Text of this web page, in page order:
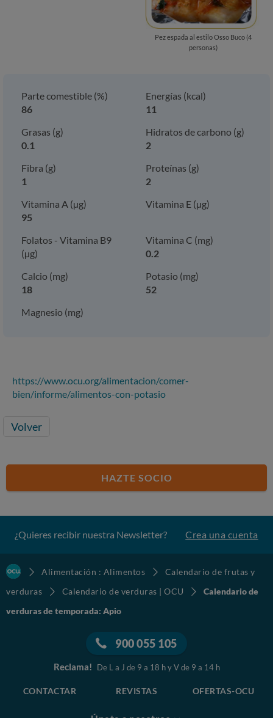
Pez espada al estilo Osso Buco (4
personas)
Parte comestible (%)
86
Energías (kcal)
11
Grasas (g)
0.1
Hidratos de carbono (g)
2
Fibra (g)
1
Proteínas (g)
2
Vitamina A (µg)
95
Vitamina E (µg)
Folatos - Vitamina B9
(µg)
Vitamina C (mg)
0.2
Calcio (mg)
18
Potasio (mg)
52
Magnesio (mg)
https://www.ocu.org/alimentacion/comer-
bien/informe/alimentos-con-potasio
Volver
HAZTE SOCIO
¿Quieres recibir nuestra Newsletter? Crea una cuenta
Alimentación : Alimentos
Calendario de frutas y
verduras
Calendario de verduras | OCU
Calendario de
verduras de temporada: Apio
900 055 105
Reclama! De L a J de 9 a 18 h y V de 9 a 14 h
CONTACTAR REVISTAS OFERTAS-OCU